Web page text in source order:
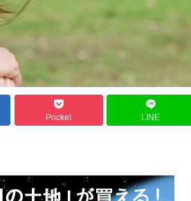
Pocket LINE